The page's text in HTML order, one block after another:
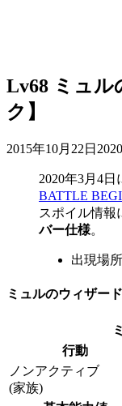
Lv68 ミュル
ク】
2015年10月22日
2020年3月4日
BATTLE
スポイル情報
バー仕様。
出現場
ミュルのウィザード
行動
ノンアクティブ
(家族)